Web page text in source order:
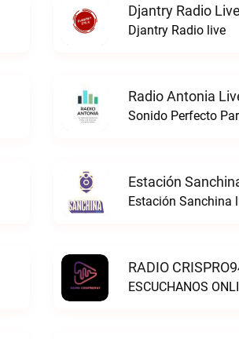
Djantry Radio Live
Djantry Radio live
Radio Antonia
Sonido Perfecto
Estación
Estación Sanchina
RADIO
ESCUCHANOS